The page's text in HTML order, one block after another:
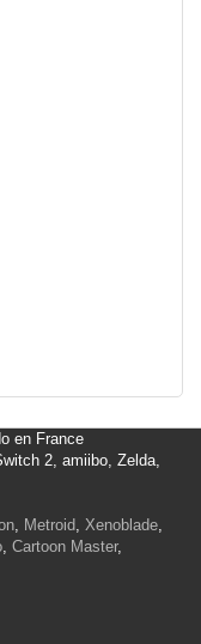
en France
2, amiibo, Zelda,
, Metroid, Xenoblade,
, Cartoon Master,